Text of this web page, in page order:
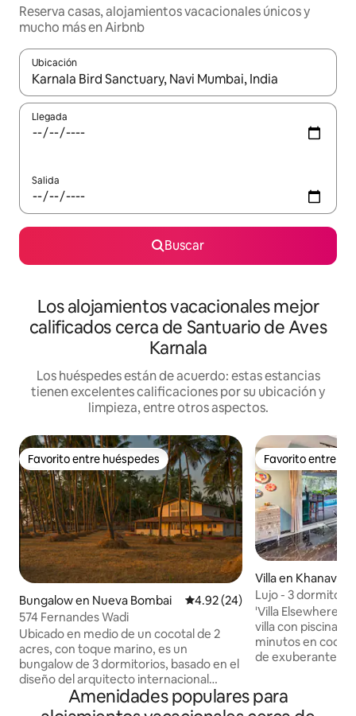
Reserva casas, alojamientos vacacionales únicos y
mucho más en Airbnb
Ubicación
Cuando los resultados estén disponibles, podrás navegar
Llegada
Salida
Buscar
Los alojamientos vacacionales mejor
calificados cerca de Santuario de Aves
Karnala
Los huéspedes están de acuerdo: estas estancias
tienen excelentes calificaciones por su ubicación y
limpieza, entre otros aspectos.
Favorito entre huéspedes
Favorito entre huéspedes
Bungalow en Nueva Bombai Calificación promedio: 4.92 de
4.92 (24)
574 Fernandes Wadi
Ubicado en medio de un cocotal de 2
acres, con toque marino, es un
bungalow de 3 dormitorios, basado en el
diseño del arquitecto internacional
Charles Correa. A 1 hora en coche/ferry
de Mumbai. Nuestros huéspedes se
Favorito entre
Favorito entre
Villa en Khanavale
Lujo - 3
- Villa con piscina
'Villa Elsewhere'
villa con piscina
minutos en coche
de exuberantes
con aire
Amenidades populares para